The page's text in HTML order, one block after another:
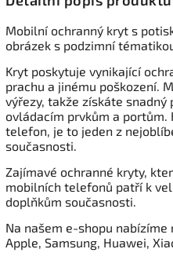
Mobilní ochranný kryt s
obrázek s podzimní
Kryt poskytuje vynikající
prachu a jinému poškození.
výřezy, takže získáte
ovládacím prvkům a portům.
telefon, je to jeden z
současnosti.
Zajímavé ochranné kryty,
mobilních telefonů patří k
doplňkům současnosti.
Na našem e-shopu
Apple, Samsung, Huawei,